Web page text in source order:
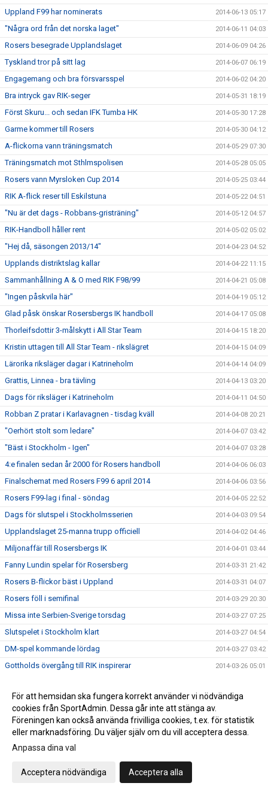
Uppland F99 har nominerats 2014-06-13 05:17
"Några ord från det norska laget" 2014-06-11 04:03
Rosers besegrade Upplandslaget 2014-06-09 04:26
Tyskland tror på sitt lag 2014-06-07 06:19
Engagemang och bra försvarsspel 2014-06-02 04:20
Bra intryck gav RIK-seger 2014-05-31 18:19
Först Skuru... och sedan IFK Tumba HK 2014-05-30 17:28
Garme kommer till Rosers 2014-05-30 04:12
A-flickorna vann träningsmatch 2014-05-29 07:30
Träningsmatch mot Sthlmspolisen 2014-05-28 05:05
Rosers vann Myrsloken Cup 2014 2014-05-25 03:44
RIK A-flick reser till Eskilstuna 2014-05-22 04:51
"Nu är det dags - Robbans-gristräning" 2014-05-12 04:57
RIK-Handboll håller rent 2014-05-02 05:02
"Hej då, säsongen 2013/14" 2014-04-23 04:52
Upplands distriktslag kallar 2014-04-22 11:15
Sammanhållning A & O med RIK F98/99 2014-04-21 05:08
"Ingen påskvila här" 2014-04-19 05:12
Glad påsk önskar Rosersbergs IK handboll 2014-04-17 05:08
Thorleifsdottir 3-målskytt i All Star Team 2014-04-15 18:20
Kristin uttagen till All Star Team - rikslägret 2014-04-15 04:09
Lärorika riksläger dagar i Katrineholm 2014-04-14 04:09
Grattis, Linnea - bra tävling 2014-04-13 03:20
Dags för riksläger i Katrineholm 2014-04-11 04:50
Robban Z pratar i Karlavagnen - tisdag kväll 2014-04-08 20:21
"Oerhört stolt som ledare" 2014-04-07 03:42
"Bäst i Stockholm - Igen" 2014-04-07 03:28
4:e finalen sedan år 2000 för Rosers handboll 2014-04-06 06:03
Finalschemat med Rosers F99 6 april 2014 2014-04-06 03:56
Rosers F99-lag i final - söndag 2014-04-05 22:52
Dags för slutspel i Stockholmsserien 2014-04-03 09:54
Upplandslaget 25-manna trupp officiell 2014-04-02 04:46
Miljonaffär till Rosersbergs IK 2014-04-01 03:44
Fanny Lundin spelar för Rosersberg 2014-03-31 21:42
Rosers B-flickor bäst i Uppland 2014-03-31 04:07
Rosers föll i semifinal 2014-03-29 20:30
Missa inte Serbien-Sverige torsdag 2014-03-27 07:25
Slutspelet i Stockholm klart 2014-03-27 04:54
DM-spel kommande lördag 2014-03-27 03:42
Gottholds övergång till RIK inspirerar 2014-03-26 05:01
Kristin tränar med Island 2014-03-24 08:57
Ånyo mycket mål när RIK vann 2014-03-24 07:33
Hellström svarade för succé när RIK vann 2014-03-24 03:53
"Sista grundseriematcherna söndag"
Fullträff mot Skånela IF för Rosers-tjejer
Rosersberg tar en hedrande tredje plats
För att hemsidan ska fungera korrekt använder vi nödvändiga
cookies från SportAdmin. Dessa går inte att stänga av.
Föreningen kan också använda frivilliga cookies, t.ex. för statistik
eller marknadsföring. Du väljer själv om du vill acceptera dessa.
Anpassa dina val
Acceptera nödvändiga Acceptera alla